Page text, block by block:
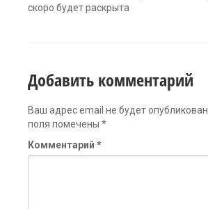
скоро будет раскрыта
Добавить комментарий
Ваш адрес email не будет опубликован.
поля помечены *
Комментарий *